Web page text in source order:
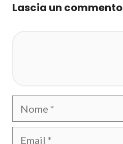
Lascia un commento
Nome
Email